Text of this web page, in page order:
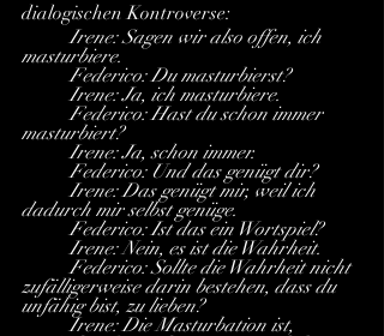
dialogischen Kontroverse:
	Irene: Sagen wir also offen, ich
masturbiere.
	Federico: Du masturbierst?
	Irene: Ja, ich masturbiere.
	Federico: Hast du schon immer
masturbiert?
	Irene: Ja, schon immer.
	Federico: Und das genügt dir?
	Irene: Das genügt mir, weil ich
dadurch mir selbst genüge.
	Federico: Ist das ein Wortspiel?
	Irene: Nein, es ist die Wahrheit.
	Federico: Sollte die Wahrheit nicht
zufälligerweise darin bestehen, dass du
unfähig bist, zu lieben?
	Irene: Die Masturbation ist,